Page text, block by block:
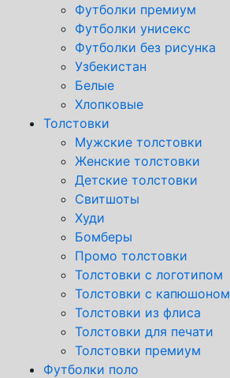
Футболки премиум
Футболки унисекс
Футболки без рисунка
Узбекистан
Белые
Хлопковые
Толстовки
Мужские толстовки
Женские толстовки
Детские толстовки
Свитшоты
Худи
Бомберы
Промо толстовки
Толстовки с логотипом
Толстовки с капюшоном
Толстовки из флиса
Толстовки для печати
Толстовки премиум
Футболки поло